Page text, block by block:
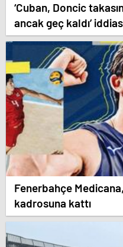
‘Cuban, Doncic
ancak geç kaldı’
Fenerbahçe
kadrosuna kattı